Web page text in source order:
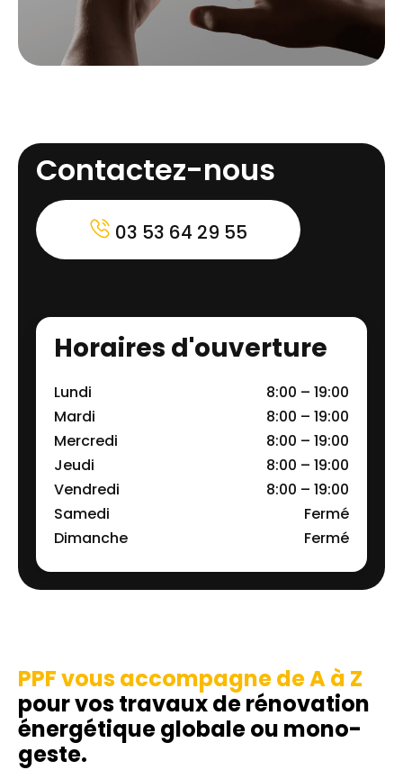
Contactez-nous
03 53 64 29 55
Horaires d'ouverture
Lundi
8:00 – 19:00
Mardi
8:00 – 19:00
Mercredi
8:00 – 19:00
Jeudi
8:00 – 19:00
Vendredi
8:00 – 19:00
Samedi
Fermé
Dimanche
Fermé
PPF vous accompagne de A à Z
pour vos travaux de rénovation
énergétique globale ou mono-
geste.